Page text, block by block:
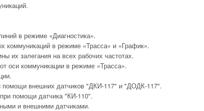
в режиме «Диагностика».
коммуникаций в режиме «Трасса» и «График».
их залегания на всех рабочих частотах.
оси коммуникации в режиме «Трасса».
помощи внешних датчиков "ДКИ-117" и "ДОДК-117".
помощи датчика "КИ-110".
и внешними датчиками.